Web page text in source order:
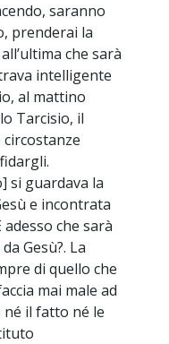
saranno
prenderai la
che sarà
intelligente
al mattino
Tarcisio, il
si guardava la
e incontrata
che sarà
Gesù?. La
di quello che
mai male ad
il fatto né le